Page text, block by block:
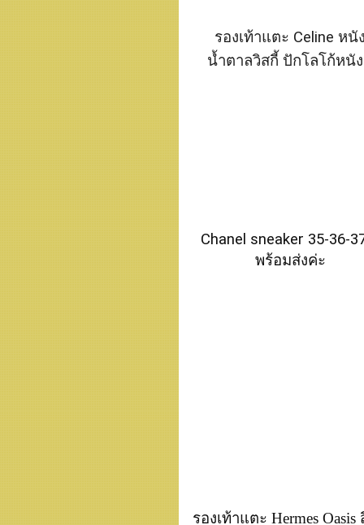
รองเท้าแตะ Celine หนั
น้ำตาลวิสกี้ ปักโลโก้หนั
Chanel sneaker 35-36-
พร้อมส่งค่ะ
รองเท้าแตะ Hermes Oasis